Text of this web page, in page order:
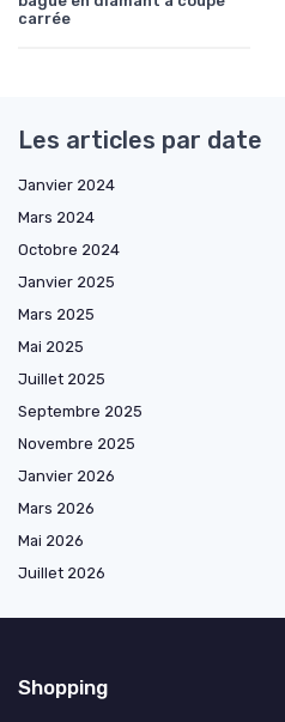
carrée
Les articles par date
Janvier 2024
Mars 2024
Octobre 2024
Janvier 2025
Mars 2025
Mai 2025
Juillet 2025
Septembre 2025
Novembre 2025
Janvier 2026
Mars 2026
Mai 2026
Juillet 2026
Shopping